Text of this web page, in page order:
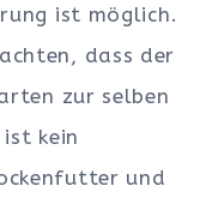
ist möglich.
dass der
zur selben
kein
und